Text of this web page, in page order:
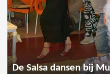
De Salsa dansen bij